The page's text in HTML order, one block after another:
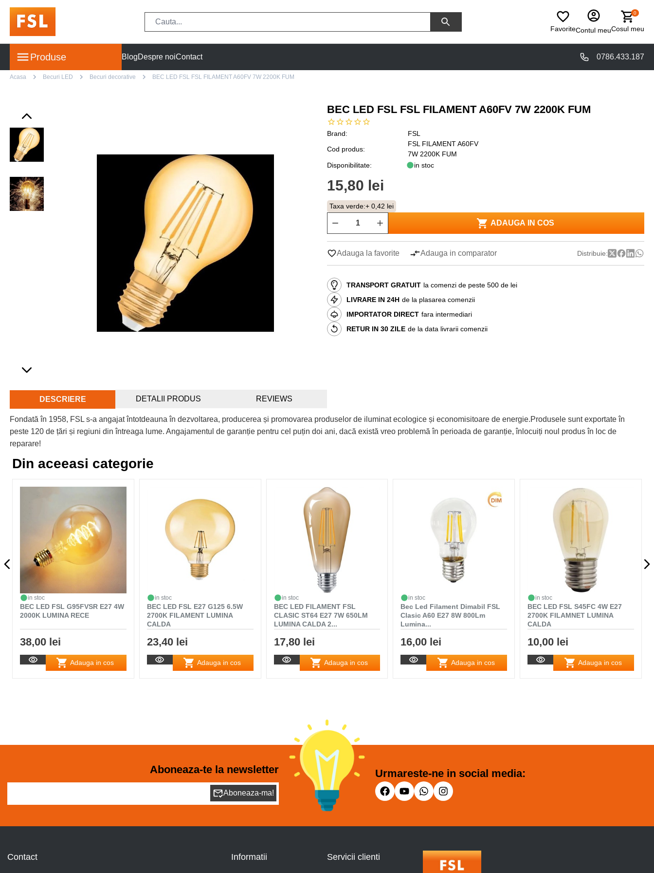
FavoriteContul meu
0
Cosul meu
Produse BlogDespre noiContact 0786.433.187
Acasa Becuri LED Becuri decorative BEC LED FSL FSL FILAMENT A60FV 7W 2200K FUM
BEC LED FSL FSL FILAMENT A60FV 7W 2200K FUM
Brand:
FSL
Cod produs:
FSL FILAMENT A60FV
7W 2200K FUM
Disponibilitate:
in stoc
15,80 lei
Taxa verde:+ 0,42 lei
ADAUGA IN COS
Adauga la favorite Adauga in comparator Distribuie:
TRANSPORT GRATUIT la comenzi de peste 500 de lei
LIVRARE IN 24H de la plasarea comenzii
IMPORTATOR DIRECT fara intermediari
RETUR IN 30 ZILE de la data livrarii comenzii
DESCRIERE DETALII PRODUS REVIEWS
Fondată în 1958, FSL s-a angajat întotdeauna în dezvoltarea, producerea și promovarea produselor de iluminat ecologice și economisitoare de energie.Produsele sunt exportate în
peste 120 de țări și regiuni din întreaga lume. Angajamentul de garanție pentru cel puțin doi ani, dacă există vreo problemă în perioada de garanție, înlocuiți noul produs în loc de
reparare!
Din aceeasi categorie
in stoc
BEC LED FSL G95FVSR E27 4W
2000K LUMINA RECE
38,00 lei
Adauga in cos
in stoc
BEC LED FSL E27 G125 6.5W
2700K FILAMENT LUMINA
CALDA
23,40 lei
Adauga in cos
in stoc
BEC LED FILAMENT FSL
CLASIC ST64 E27 7W 650LM
LUMINA CALDA 2...
17,80 lei
Adauga in cos
in stoc
Bec Led Filament Dimabil FSL
Clasic A60 E27 8W 800Lm
Lumina...
16,00 lei
Adauga in cos
in stoc
BEC LED FSL S45FC 4W E27
2700K FILAMNET LUMINA
CALDA
10,00 lei
Adauga in cos
Aboneaza-te la newsletter
Aboneaza-ma!
Urmareste-ne in social media:
Contact Informatii Servicii clienti